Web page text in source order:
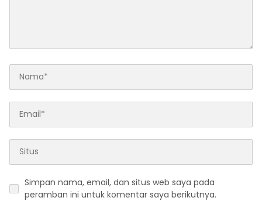
Simpan nama, email, dan situs web saya pada
peramban ini untuk komentar saya berikutnya.